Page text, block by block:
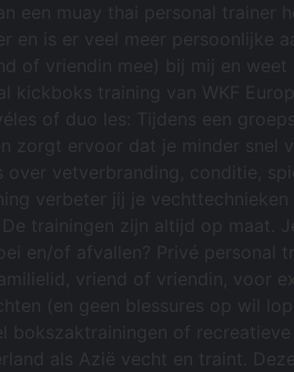
een muay thai personal
is er veel meer persoonlijke
of vriendin mee) bij mij en
training van WKF
of duo les: Tijdens een
ervoor dat je minder snel
vetverbranding, conditie,
verbeter jij je
trainingen zijn altijd op maat.
en/of afvallen? Privé personal
vriend of vriendin, voor
(en geen blessures op wil
of
als Azië vecht en traint.